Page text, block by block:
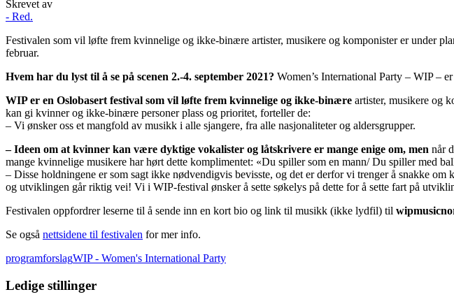
Skrevet av
- Red.
Festivalen som vil løfte frem kvinnelige og ikke-binære artister, musikere og komponister er under
februar.
Hvem har du lyst til å se på scenen 2.-4. september 2021? Women’s International Party – WIP –
WIP er en Oslobasert festival som vil løfte frem kvinnelige og ikke-binære artister, musikere og
kan gi kvinner og ikke-binære personer plass og prioritet, forteller de:
– Vi ønsker oss et mangfold av musikk i alle sjangere, fra alle nasjonaliteter og aldersgrupper.
– Ideen om at kvinner kan være dyktige vokalister og låtskrivere er mange enige om, men når
mange kvinnelige musikere har hørt dette komplimentet: «Du spiller som en mann/ Du spiller med
– Disse holdningene er som sagt ikke nødvendigvis bevisste, og det er derfor vi trenger å snakke
og utviklingen går riktig vei! Vi i WIP-festival ønsker å sette søkelys på dette for å sette fart på
Festivalen oppfordrer leserne til å sende inn en kort bio og link til musikk (ikke lydfil) til
Se også nettsidene til festivalen for mer info.
programforslagWIP - Women's International Party
Ledige stillinger